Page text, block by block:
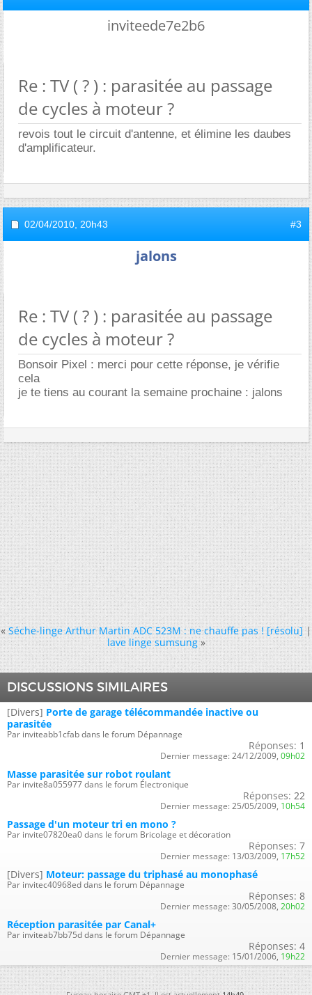
inviteede7e2b6
Re : TV ( ? ) : parasitée au passage
de cycles à moteur ?
revois tout le circuit d'antenne, et élimine les daubes
d'amplificateur.
02/04/2010, 20h43 #3
jalons
Re : TV ( ? ) : parasitée au passage
de cycles à moteur ?
Bonsoir Pixel : merci pour cette réponse, je vérifie
cela
je te tiens au courant la semaine prochaine : jalons
« Séche-linge Arthur Martin ADC 523M : ne chauffe pas ! [résolu]|
lave linge sumsung »
DISCUSSIONS SIMILAIRES
[Divers] Porte de garage télécommandée inactive ou
parasitée
Par inviteabb1cfab dans le forum Dépannage
Réponses: 1
Dernier message: 24/12/2009, 09h02
Masse parasitée sur robot roulant
Par invite8a055977 dans le forum Électronique
Réponses: 22
Dernier message: 25/05/2009, 10h54
Passage d'un moteur tri en mono ?
Par invite07820ea0 dans le forum Bricolage et décoration
Réponses: 7
Dernier message: 13/03/2009, 17h52
[Divers] Moteur: passage du triphasé au monophasé
Par invitec40968ed dans le forum Dépannage
Réponses: 8
Dernier message: 30/05/2008, 20h02
Réception parasitée par Canal+
Par inviteab7bb75d dans le forum Dépannage
Réponses: 4
Dernier message: 15/01/2006, 19h22